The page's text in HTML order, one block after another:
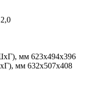
мм 623x494x396
мм 632x507x408